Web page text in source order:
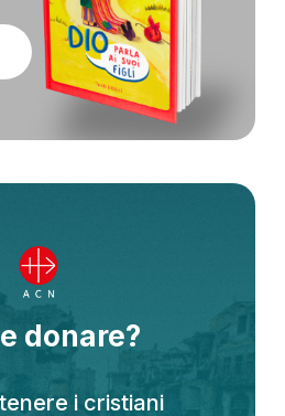
donare?
i cristiani